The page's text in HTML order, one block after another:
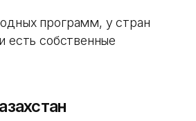
программ, у стран
есть собственные